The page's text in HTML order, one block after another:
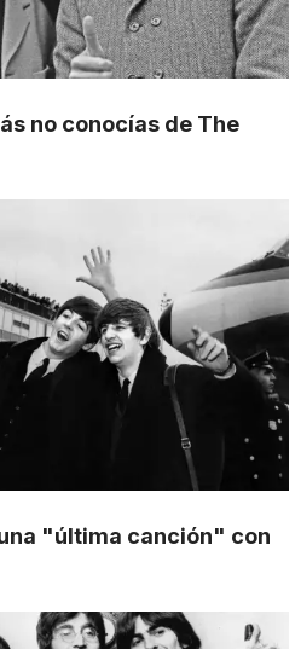
no conocías de The
"última canción" con